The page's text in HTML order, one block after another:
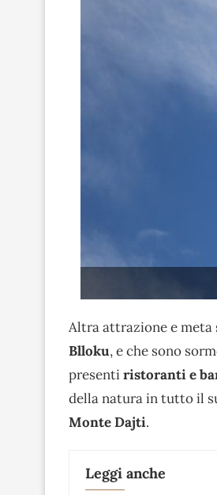
Altra attrazione e
Blloku, e che sono
presentiristoranti e
della natura in tutto il
Monte Dajti.
Leggi anche